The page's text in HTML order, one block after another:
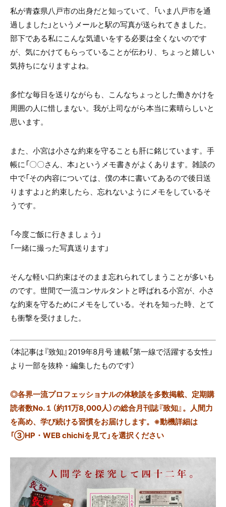
私が青森県八戸市の出身だと知っていて、「いま八戸市を通
過しました」というメールと駅の写真が送られてきました。
部下である私にこんな気遣いをする必要は全くないのです
が、気にかけてもらっていることが伝わり、ちょっと嬉しい
気持ちになりますよね。
多忙な毎日を送りながらも、こんなちょっとした働きかけを
周囲の人に惜しまない。我が上司ながら本当に素晴らしいと
思います。
また、小宮は小さな約束を守ることも肝に銘じています。手
帳に「〇〇さん、本」というメモ書きがよくあります。雑談の
中で「その内容については、僕の本に書いてあるので後日送
りますよ」と約束したら、忘れないようにメモをしているそ
うです。
「今度ご飯に行きましょう」
「一緒に撮った写真送ります」
そんな軽い口約束はそのまま忘れられてしまうことが多いも
のです。世間で一流コンサルタントと呼ばれる小宮が、小さ
な約束を守るためにメモをしている。それを知った時、とて
も衝撃を受けました。
（本記事は『致知』2019年8月号 連載「第一線で活躍する女性」
より一部を抜粋・編集したものです）
◎各界一流プロフェッショナルの体験談を多数掲載、定期購
読者数No.１（約11万8,000人）の総合月刊誌『致知』。人間力
を高め、学び続ける習慣をお届けします。※動機詳細は
「③HP・WEB chichiを見て」を選択ください